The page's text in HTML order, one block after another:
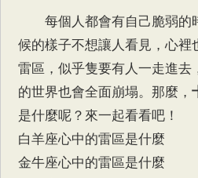
每個人都會有自己脆弱的
候的樣子不想讓人看見，心裡
雷區，似乎隻要有人一走進去
的世界也會全面崩塌。那麼，
是什麼呢？來一起看看吧！
白羊座心中的雷區是什麼
金牛座心中的雷區是什麼